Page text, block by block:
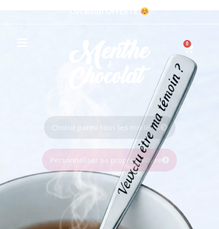
0
Une Cuillère
Personnalisée
Choisir parmi tous les modèles
Personnaliser sa propre cuillère
Vous êtes un professionnel ? Cliquez-ici pour demander
un devis personnalisé !